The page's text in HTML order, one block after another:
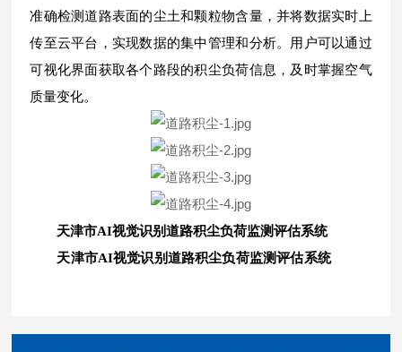
准确检测道路表面的尘土和颗粒物含量，并将数据实时上
传至云平台，实现数据的集中管理和分析。用户可以通过
可视化界面获取各个路段的积尘负荷信息，及时掌握空气
质量变化。
天津市AI视觉识别道路积尘负荷监测评估系统
天津市AI视觉识别道路积尘负荷监测评估系统